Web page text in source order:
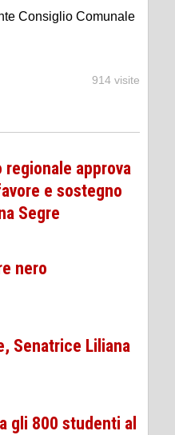
Consiglio Comunale
914 visite
regionale approva
e sostegno
Segre
nero
Senatrice Liliana
gli 800 studenti al